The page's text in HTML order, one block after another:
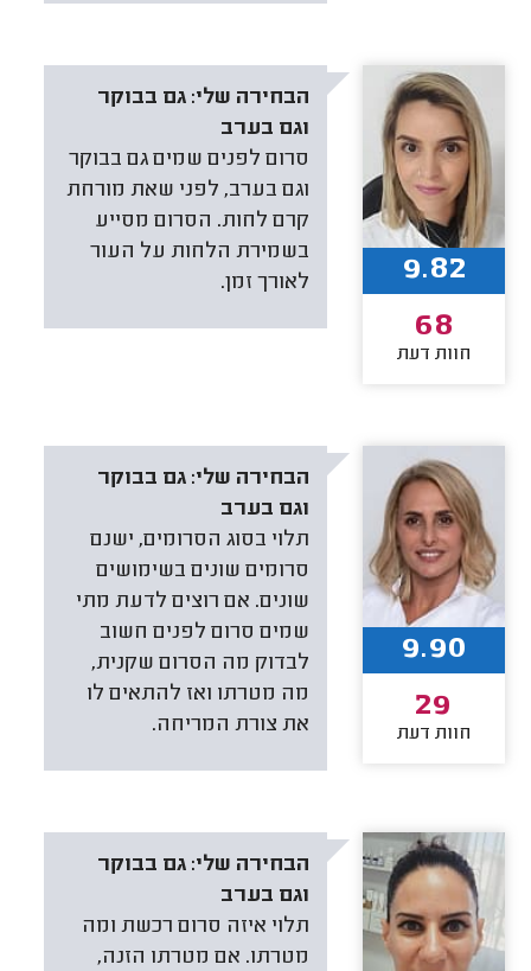
הבחירה שלי: גם בבוקר
וגם בערב
סרום לפנים שמים גם בבוקר
וגם בערב, לפני שאת מורחת
קרם לחות. הסרום מסייע
בשמירת הלחות על העור
לאורך זמן.
9.82
68
חוות דעת
הבחירה שלי: גם בבוקר
וגם בערב
תלוי בסוג הסרומים, ישנם
סרומים שונים בשימושים
שונים. אם רוצים לדעת מתי
שמים סרום לפנים חשוב
לבדוק מה הסרום שקנית,
מה מטרתו ואז להתאים לו
את צורת המריחה.
9.90
29
חוות דעת
הבחירה שלי: גם בבוקר
וגם בערב
תלוי איזה סרום רכשת ומה
מטרתו. אם מטרתו הזנה,